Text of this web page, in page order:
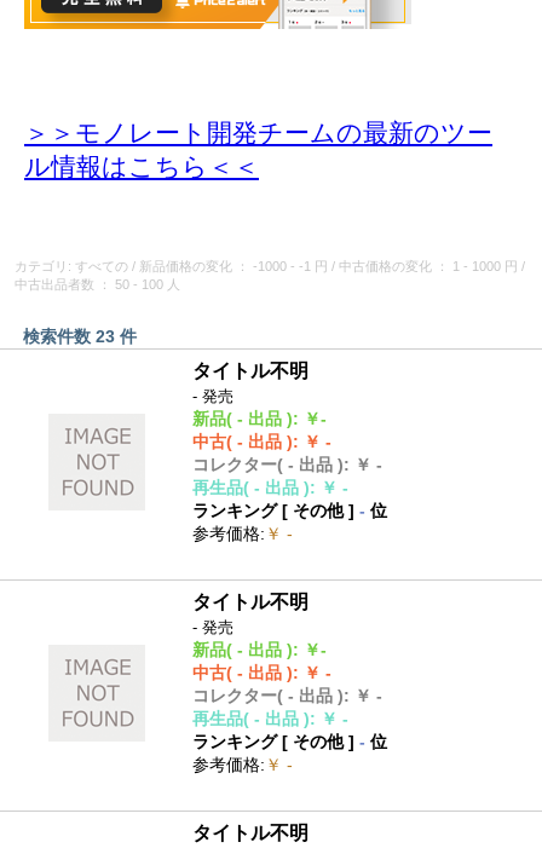
＞＞モノレート開発チームの最新のツー
ル情報はこちら＜＜
カテゴリ: すべての / 新品価格の変化 ： -1000 - -1 円 / 中古価格の変化 ： 1 - 1000 円
/
中古出品者数
： 50 - 100 人
検索件数 23 件
タイトル不明
- 発売
新品( - 出品 ): ￥-
中古( - 出品 ): ￥ -
コレクター( - 出品 ): ￥ -
再生品( - 出品 ): ￥ -
ランキング [ その他]- 位
参考価格: ￥ -
タイトル不明
- 発売
新品( - 出品 ): ￥-
中古( - 出品 ): ￥ -
コレクター( - 出品 ): ￥ -
再生品( - 出品 ): ￥ -
ランキング [ その他]- 位
参考価格: ￥ -
タイトル不明